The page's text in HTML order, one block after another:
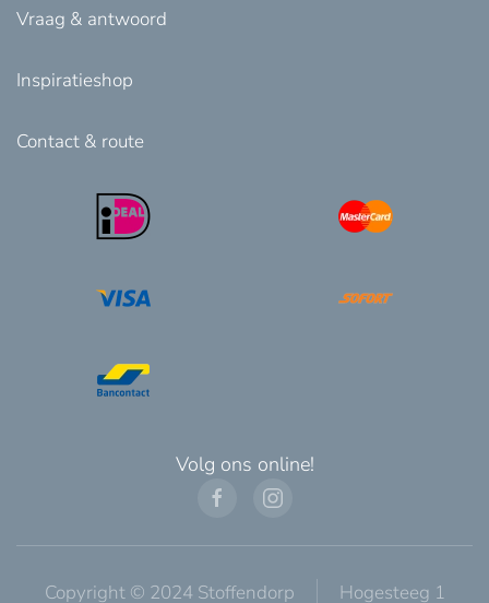
Vraag & antwoord
Inspiratieshop
Contact & route
Volg ons online!
Copyright © 2024 Stoffendorp Hogesteeg 1